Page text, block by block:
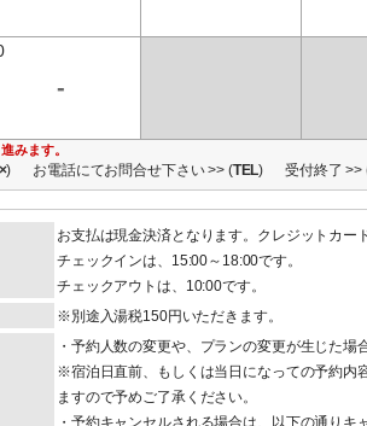
-
みます。
) お電話にてお問合せ下さい >> (TEL) 受付終了 >>
お支払は現金決済となります。クレジットカー
チェックインは、15:00～18:00です。
チェックアウトは、10:00です。
※別途入湯税150円いただきます。
・予約人数の変更や、プランの変更が生じた場
※宿泊日直前、もしくは当日になっての予約内
ますので予めご了承ください。
・予約キャンセルされる場合は、以下の通りキ